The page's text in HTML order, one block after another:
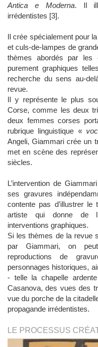
Antica e Moderna. Il
irrédentistes [3].
Il crée spécialement pour
et culs-de-lampes de
thèmes abordés par les
purement graphiques
recherche du sens au-
revue.
Il y représente le plus
Corse, comme les deux
deux femmes corses
rubrique linguistique «
Angeli, Giammari crée un
met en scène des
siècles.
L’intervention de
ses gravures
contente pas d’illustrer le
artiste qui donne de
interventions graphiques.
Si les thèmes de la revue
par Giammari, on
reproductions de
personnages historiques,
- telle la chapelle
Casanova, des vues des
vue du porche de la
propagande irrédentistes.
LE PROCESSUS